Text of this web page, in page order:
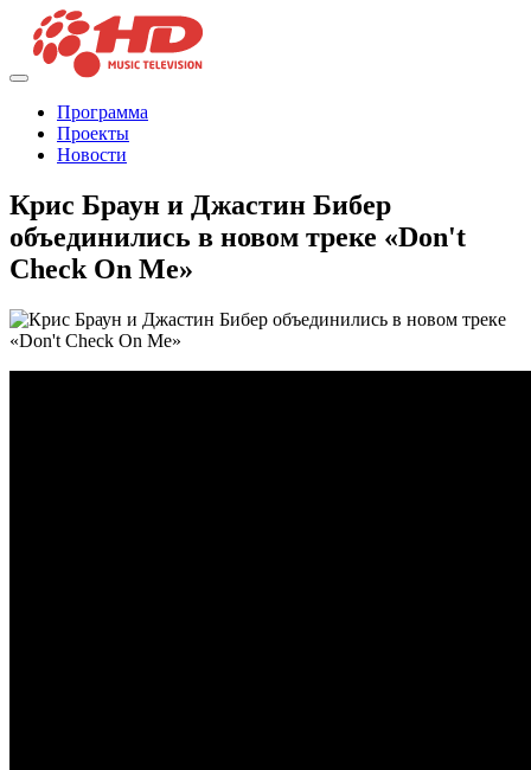
Программа
Проекты
Новости
Крис Браун и Джастин Бибер
объединились в новом треке «Don't
Check On Me»